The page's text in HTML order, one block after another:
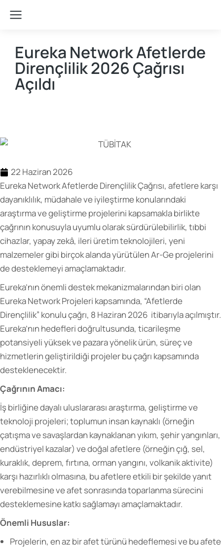
Eureka Network Afetlerde
Dirençlilik 2026 Çağrısı
Açıldı
22 Haziran 2026
Eureka Network Afetlerde Dirençlilik Çağrısı, afetlere karşı
dayanıklılık, müdahale ve iyileştirme konularındaki
araştırma ve geliştirme projelerini kapsamakla birlikte
çağrının konusuyla uyumlu olarak sürdürülebilirlik, tıbbi
cihazlar, yapay zekâ, ileri üretim teknolojileri, yeni
malzemeler gibi birçok alanda yürütülen Ar-Ge projelerini
de desteklemeyi amaçlamaktadır.
Eureka’nın önemli destek mekanizmalarından biri olan
Eureka Network Projeleri kapsamında, “Afetlerde
Dirençlilik” konulu çağrı, 8 Haziran 2026 itibarıyla açılmıştır.
Eureka’nın hedefleri doğrultusunda, ticarileşme
potansiyeli yüksek ve pazara yönelik ürün, süreç ve
hizmetlerin geliştirildiği projeler bu çağrı kapsamında
desteklenecektir.
Çağrının Amacı:
İş birliğine dayalı uluslararası araştırma, geliştirme ve
teknoloji projeleri; toplumun insan kaynaklı (örneğin
çatışma ve savaşlardan kaynaklanan yıkım, şehir yangınları,
endüstriyel kazalar) ve doğal afetlere (örneğin çığ, sel,
kuraklık, deprem, fırtına, orman yangını, volkanik aktivite)
karşı hazırlıklı olmasına, bu afetlere etkili bir şekilde yanıt
verebilmesine ve afet sonrasında toparlanma sürecini
desteklemesine katkı sağlamayı amaçlamaktadır.
Önemli Hususlar:
Projelerin, en az bir afet türünü hedeflemesi ve bu afete